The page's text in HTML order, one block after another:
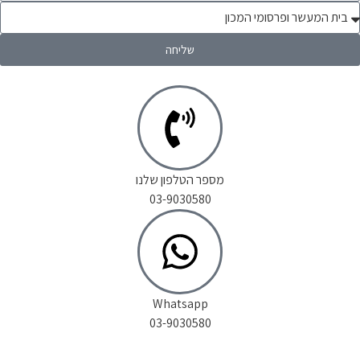
שליחה
מספר הטלפון שלנו
03-9030580
Whatsapp
03-9030580